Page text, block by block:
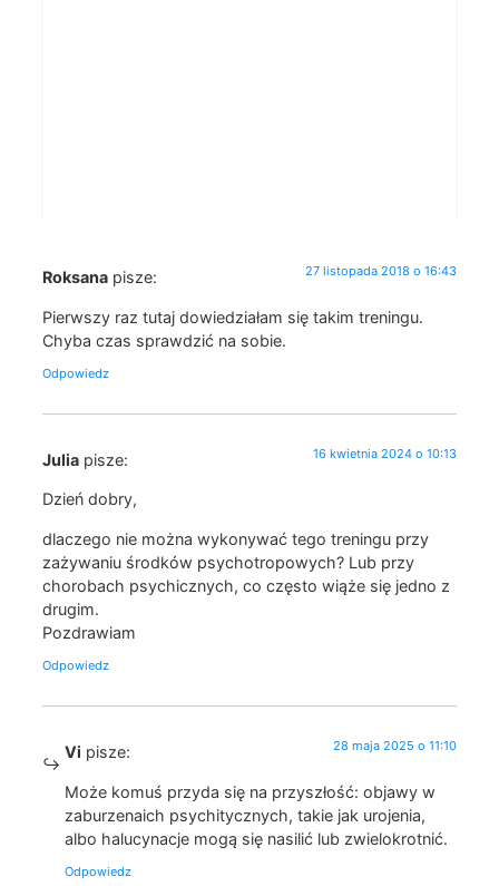
Roksana pisze: 27 listopada 2018 o 16:43
Pierwszy raz tutaj dowiedziałam się takim treningu.
Chyba czas sprawdzić na sobie.
Odpowiedz
Julia pisze: 16 kwietnia 2024 o 10:13
Dzień dobry,
dlaczego nie można wykonywać tego treningu przy
zażywaniu środków psychotropowych? Lub przy
chorobach psychicznych, co często wiąże się jedno z
drugim.
Pozdrawiam
Odpowiedz
Vi pisze: 28 maja 2025 o 11:10
Może komuś przyda się na przyszłość: objawy w
zaburzenaich psychitycznych, takie jak urojenia,
albo halucynacje mogą się nasilić lub zwielokrotnić.
Odpowiedz